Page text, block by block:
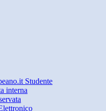
Studente
interna